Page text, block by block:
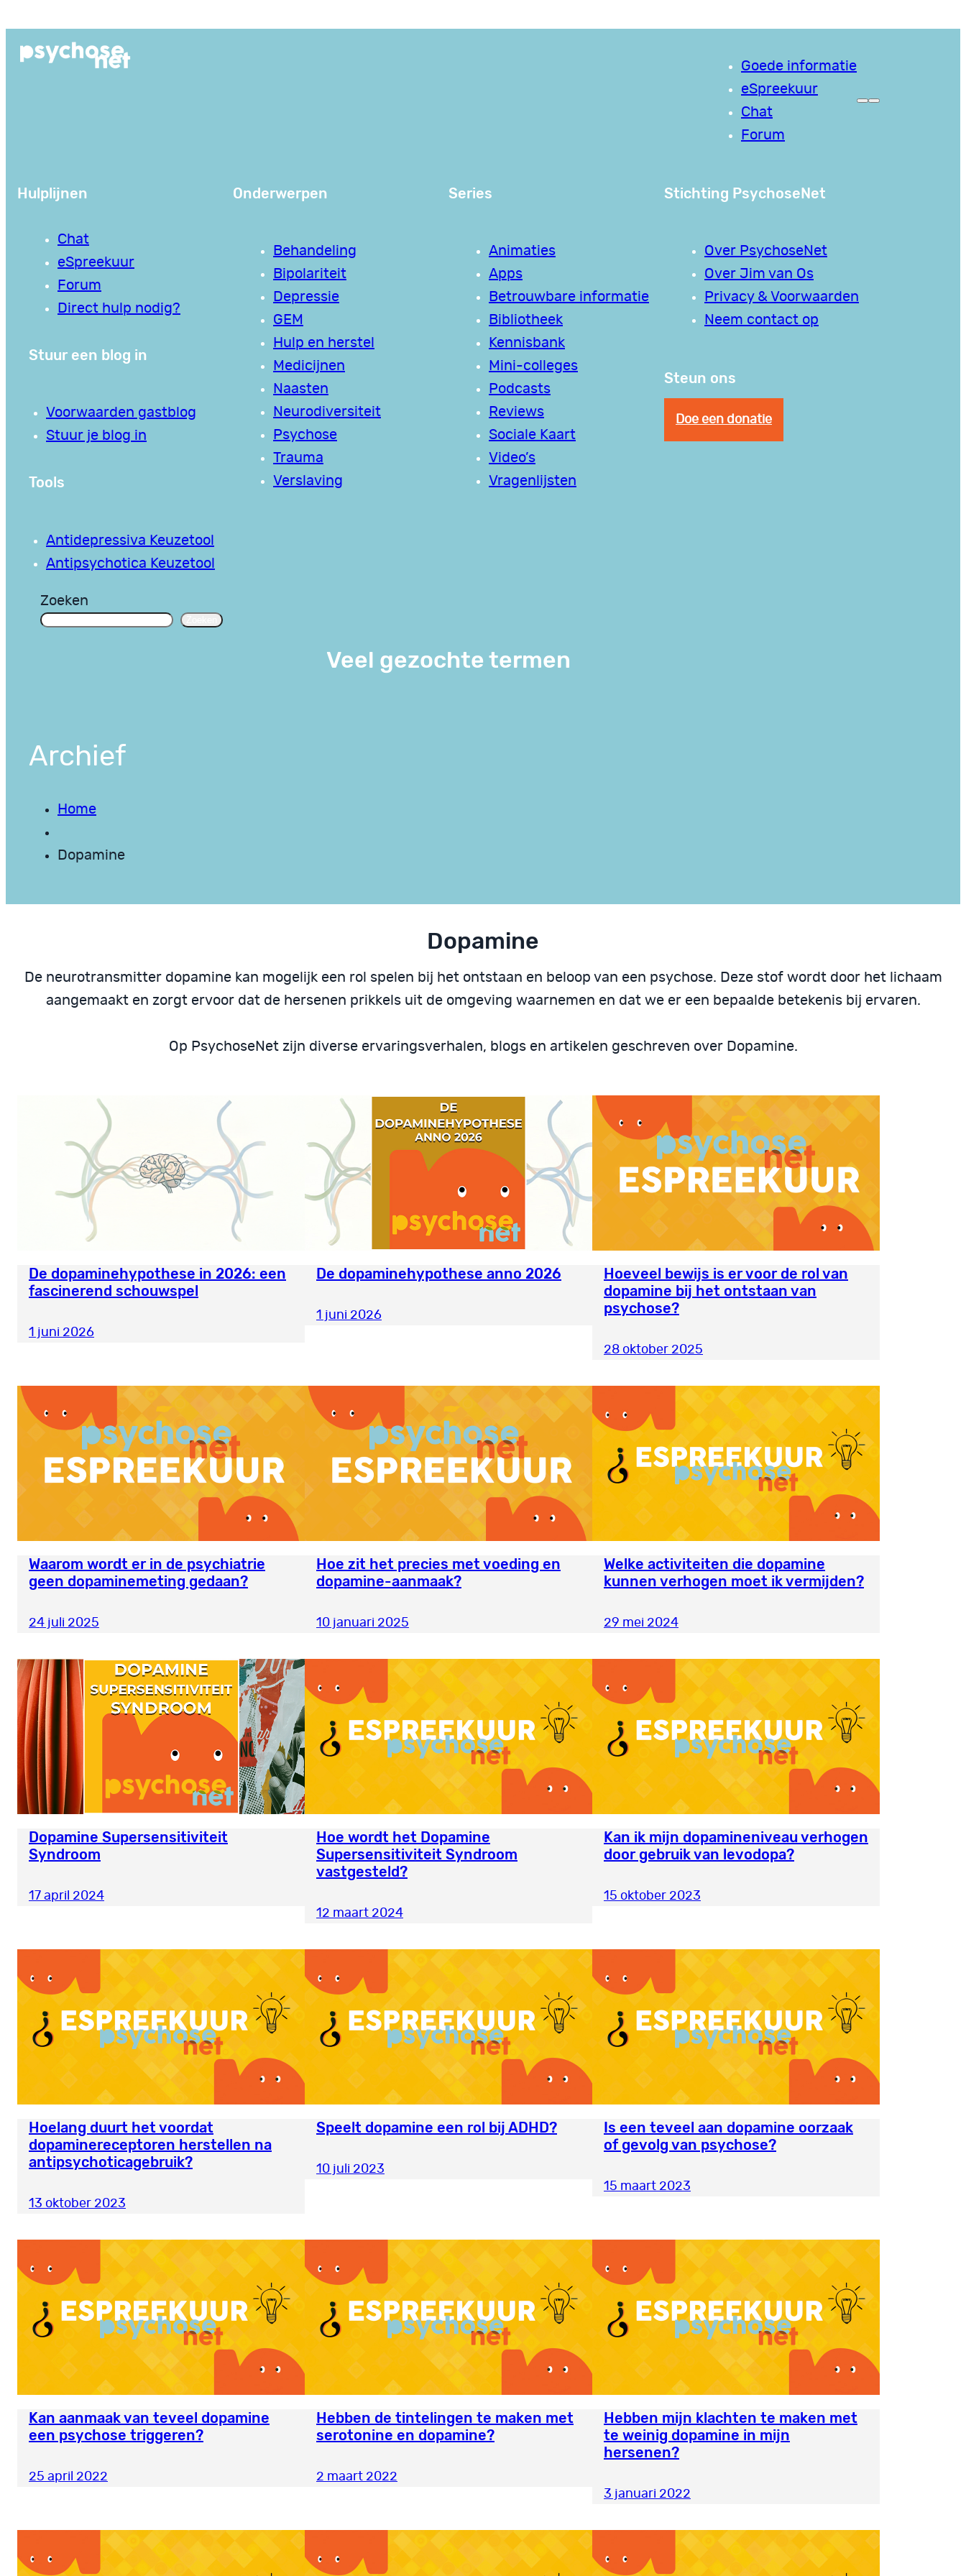
de
Goede informatie
eSpreekuur
Chat
Forum
Hulplijnen
Chat
eSpreekuur
Forum
Direct hulp nodig?
Stuur een blog in
Voorwaarden gastblog
Stuur je blog in
Tools
Antidepressiva Keuzetool
Antipsychotica Keuzetool
Onderwerpen
Behandeling
Bipolariteit
Depressie
GEM
Hulp en herstel
Medicijnen
Naasten
Neurodiversiteit
Psychose
Trauma
Verslaving
Series
Animaties
Apps
Betrouwbare informatie
Bibliotheek
Kennisbank
Mini-colleges
Podcasts
Reviews
Sociale Kaart
Video’s
Vragenlijsten
Stichting PsychoseNet
Over PsychoseNet
Over Jim van Os
Privacy & Voorwaarden
Neem contact op
Steun ons
Doe een donatie
Zoeken
Veel gezochte termen
Archief
Home
Dopamine
Dopamine
De neurotransmitter dopamine kan mogelijk een rol spelen bij het ontstaan en beloop van een psychose. Deze stof wordt door het lichaam
aangemaakt en zorgt ervoor dat de hersenen prikkels uit de omgeving waarnemen en dat we er een bepaalde betekenis bij ervaren.
Op PsychoseNet zijn diverse ervaringsverhalen, blogs en artikelen geschreven over Dopamine.
De dopaminehypothese in 2026: een
fascinerend schouwspel
1 juni 2026
De dopaminehypothese anno 2026
1 juni 2026
Hoeveel bewijs is er voor de rol van
dopamine bij het ontstaan van
psychose?
28 oktober 2025
Waarom wordt er in de psychiatrie
geen dopaminemeting gedaan?
24 juli 2025
Hoe zit het precies met voeding en
dopamine-aanmaak?
10 januari 2025
Welke activiteiten die dopamine
kunnen verhogen moet ik vermijden?
29 mei 2024
Dopamine Supersensitiviteit
Syndroom
17 april 2024
Hoe wordt het Dopamine
Supersensitiviteit Syndroom
vastgesteld?
12 maart 2024
Kan ik mijn dopamineniveau verhogen
door gebruik van levodopa?
15 oktober 2023
Hoelang duurt het voordat
dopaminereceptoren herstellen na
antipsychoticagebruik?
13 oktober 2023
Speelt dopamine een rol bij ADHD?
10 juli 2023
Is een teveel aan dopamine oorzaak
of gevolg van psychose?
15 maart 2023
Kan aanmaak van teveel dopamine
een psychose triggeren?
25 april 2022
Hebben de tintelingen te maken met
serotonine en dopamine?
2 maart 2022
Hebben mijn klachten te maken met
te weinig dopamine in mijn
hersenen?
3 januari 2022